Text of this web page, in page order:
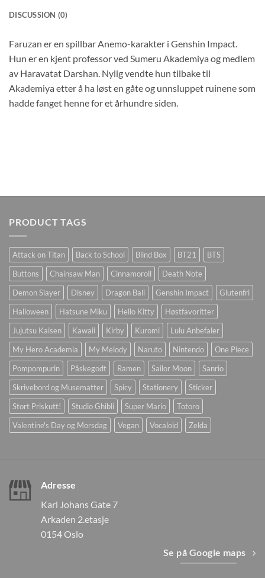
DISCUSSION (0)
Faruzan er en spillbar Anemo-karakter i Genshin Impact.
Hun er en kjent professor ved Sumeru Akademiya og medlem
av Haravatat Darshan. Nylig vendte hun tilbake til
Akademiya etter å ha løst en gåte og unnsluppet ruinene som
hadde fanget henne for et århundre siden.
PRODUCT TAGS
Attack on Titan Back to School Blind Box BT21
BTS
Buttons
Chainsaw Man Cinnamoroll
Death Note
Demon Slayer
Disney Dragon Ball Genshin Impact
Glutenfri
Halloween
Hatsune Miku Hello Kitty
Høstfavoritter
Jujutsu Kaisen
Kawaii Kirby Kuromi
Lulu Anbefaler
My Hero Academia
My Melody Naruto Nintendo
One Piece
Pompompurin
Påskegodt Ramen Sailor Moon
Sanrio
Skrivebord og Musematter
Spicy Stationery
Sticker
Stort Priskutt!
Studio Ghibli Super Mario
Totoro
Valentine's Day og Morsdag
Vegan Vocaloid Zelda
Adresse
Karl Johans Gate 7
Arkaden 2.etasje
0154 Oslo
Se på Google maps